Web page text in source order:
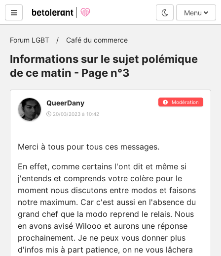
Mode nuit
Menu
Forum LGBT Café du commerce
Informations sur le sujet polémique
de ce matin - Page n°3
Modération
QueerDany
20/03/2023 à 10:42
Merci à tous pour tous ces messages.
En effet, comme certains l'ont dit et même si
j'entends et comprends votre colère pour le
moment nous discutons entre modos et faisons
notre maximum. Car c'est aussi en l'absence du
grand chef que la modo reprend le relais. Nous
en avons avisé Wilooo et aurons une réponse
prochainement. Je ne peux vous donner plus
d'infos mis à part patience, on ne vous lâchera